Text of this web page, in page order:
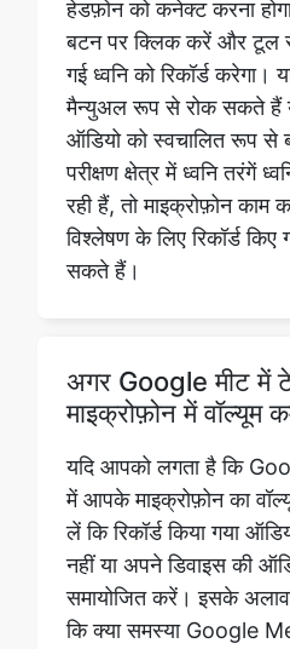
हेडफ़ोन को कनेक्ट करना
बटन पर क्लिक करें और टूल
गई ध्वनि को रिकॉर्ड करेगा।
मैन्युअल रूप से रोक सकते हैं
ऑडियो को स्वचालित रूप से
परीक्षण क्षेत्र में ध्वनि तरंगें
रही हैं, तो माइक्रोफ़ोन
विश्लेषण के लिए रिकॉर्ड
सकते हैं।
अगर Google मीट में
माइक्रोफ़ोन में वॉल्यूम
यदि आपको लगता है कि
में आपके माइक्रोफ़ोन का
लें कि रिकॉर्ड किया गया
नहीं या अपने डिवाइस की
समायोजित करें। इसके
कि क्या समस्या Google